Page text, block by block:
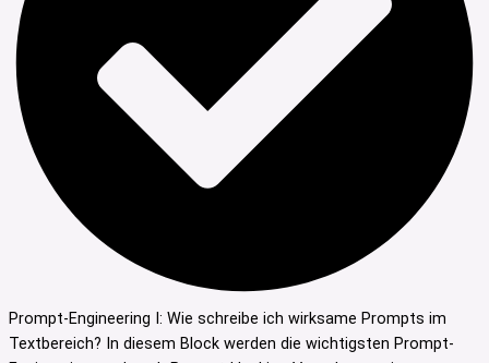
Prompt-Engineering I: Wie schreibe ich wirksame Prompts im
Textbereich? In diesem Block werden die wichtigsten Prompt-